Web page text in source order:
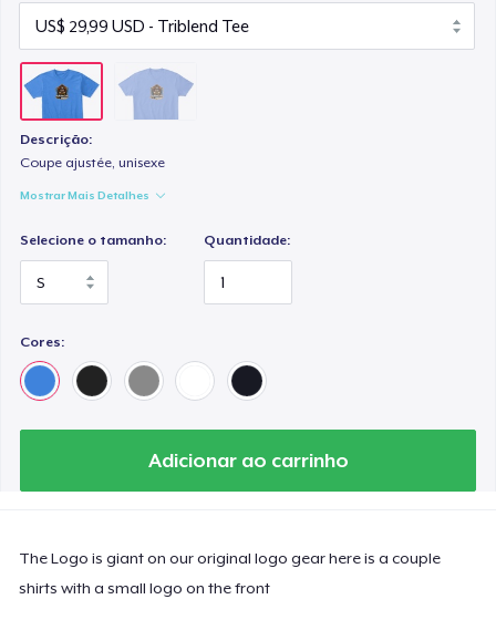
Descrição:
Coupe ajustée, unisexe
Mostrar Mais Detalhes
Selecione o tamanho: Quantidade:
Cores:
Adicionar ao carrinho
The Logo is giant on our original logo gear here is a couple
shirts with a small logo on the front